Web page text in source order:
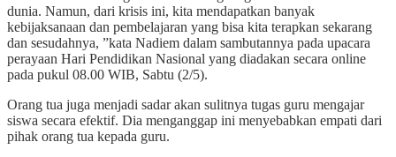
dunia. Namun, dari krisis ini, kita mendapatkan banyak
kebijaksanaan dan pembelajaran yang bisa kita terapkan sekarang
dan sesudahnya, ”kata Nadiem dalam sambutannya pada upacara
perayaan Hari Pendidikan Nasional yang diadakan secara online
pada pukul 08.00 WIB, Sabtu (2/5).
Orang tua juga menjadi sadar akan sulitnya tugas guru mengajar
siswa secara efektif. Dia menganggap ini menyebabkan empati dari
pihak orang tua kepada guru.